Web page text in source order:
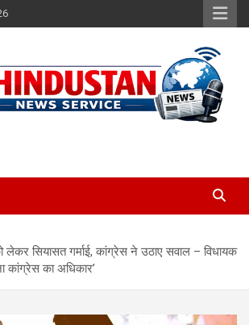
News Service
लेकर सियासत गर्माई, कांग्रेस ने उठाए सवाल – विधायक
कांग्रेस का अधिकार’